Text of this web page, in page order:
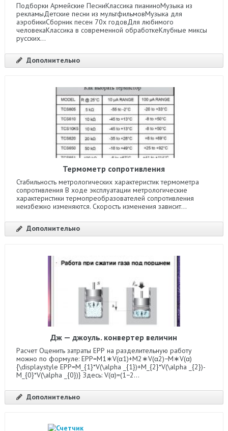
Подборки Армейские ПесниКлассика пианиноМузыка из
рекламыДетские песни из мультфильмовМузыка для
аэробикиСборник песен 70х годовДля любимого
человекаКлассика в современной обработкеКлубные миксы
русских...
Дополнительно
Термометр сопротивления
Стабильность метрологических характеристик термометра
сопротивления В ходе эксплуатации метрологические
характеристики термопреобразователей сопротивления
неизбежно изменяются. Скорость изменения зависит...
Дополнительно
Дж — джоуль. конвертер величин
Расчет Оценить затраты ЕРР на разделительную работу
можно по формуле: EPP=M1∗V(α1)+M2∗V(α2)−M∗V(α)
{\displaystyle EPP=M_{1}*V(\alpha _{1})+M_{2}*V(\alpha _{2})-
M_{0}*V(\alpha _{0})} Здесь: V(α)=(1−2...
Дополнительно